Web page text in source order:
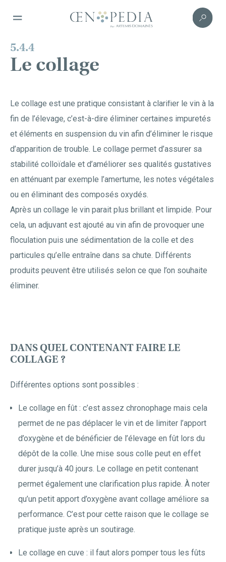
5.4.4
Le collage
Le collage est une pratique consistant à clarifier le vin à la
fin de l’élevage, c’est-à-dire éliminer certaines impuretés
et éléments en suspension du vin afin d’éliminer le risque
d’apparition de trouble. Le collage permet d’assurer sa
stabilité colloïdale et d’améliorer ses qualités gustatives
en atténuant par exemple l’amertume, les notes végétales
ou en éliminant des composés oxydés.
Après un collage le vin parait plus brillant et limpide. Pour
cela, un adjuvant est ajouté au vin afin de provoquer une
floculation puis une sédimentation de la colle et des
particules qu’elle entraîne dans sa chute. Différents
produits peuvent être utilisés selon ce que l’on souhaite
éliminer.
DANS QUEL CONTENANT FAIRE LE
COLLAGE ?
Différentes options sont possibles :
Le collage en fût : c’est assez chronophage mais cela
permet de ne pas déplacer le vin et de limiter l’apport
d’oxygène et de bénéficier de l’élevage en fût lors du
dépôt de la colle. Une mise sous colle peut en effet
durer jusqu’à 40 jours. Le collage en petit contenant
permet également une clarification plus rapide. À noter
qu’un petit apport d’oxygène avant collage améliore sa
performance. C’est pour cette raison que le collage se
pratique juste après un soutirage.
Le collage en cuve : il faut alors pomper tous les fûts